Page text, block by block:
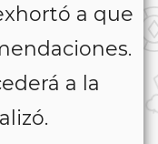
a que
a la